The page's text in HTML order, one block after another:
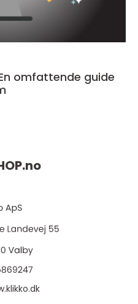
omfattende guide
no